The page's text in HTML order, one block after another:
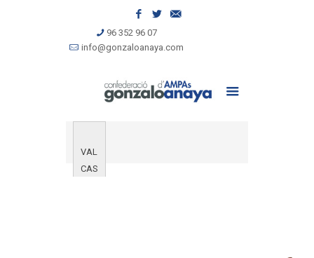
96 352 96 07
info@gonzaloanaya.com
VAL
CAS